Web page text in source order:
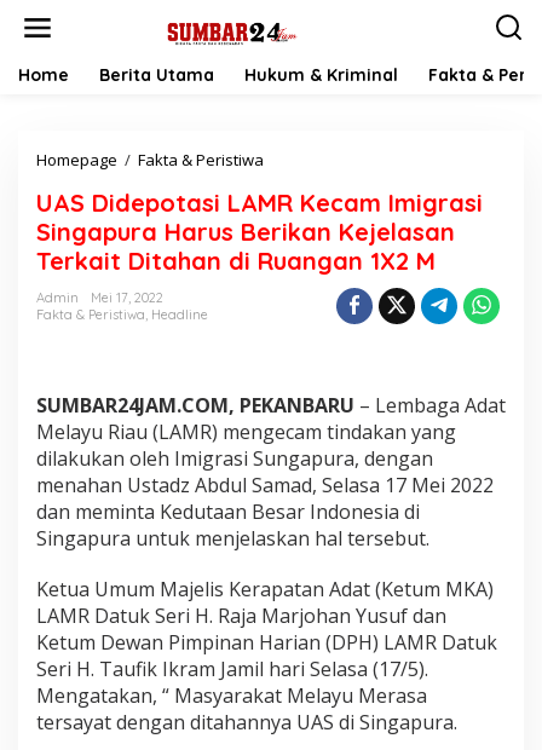
Home Berita Utama Hukum & Kriminal Fakta &
Homepage / Fakta & Peristiwa
S
D
i
d
s
L
A
M
R
K
e
a
m
I
m
g
r
UAS Didepotasi LAMR Kecam Imigrasi
Singapura Harus Berikan Kejelasan
Terkait Ditahan di Ruangan 1X2 M
Admin
Mei 17, 2022
Fakta & Peristiwa, Headline
SUMBAR24JAM.COM, PEKANBARU – Lembaga Adat
Melayu Riau (LAMR) mengecam tindakan yang
dilakukan oleh Imigrasi Sungapura, dengan
menahan Ustadz Abdul Samad, Selasa 17 Mei 2022
dan meminta Kedutaan Besar Indonesia di
Singapura untuk menjelaskan hal tersebut.
Ketua Umum Majelis Kerapatan Adat (Ketum MKA)
LAMR Datuk Seri H. Raja Marjohan Yusuf dan
Ketum Dewan Pimpinan Harian (DPH) LAMR Datuk
Seri H. Taufik Ikram Jamil hari Selasa (17/5).
Mengatakan, “ Masyarakat Melayu Merasa
tersayat dengan ditahannya UAS di Singapura.